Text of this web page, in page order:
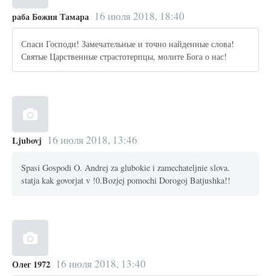
раба Божия Тамара 16 июля 2018, 18:40
Спаси Господи! Замечательные и точно найденные слова!
Святые Царственные страстотерпцы, молите Бога о нас!
Ljubovj 16 июля 2018, 13:46
Spasi Gospodi O. Andrej za glubokie i zamechateljnie slova.
statja kak govorjat v !0.Bozjej pomochi Dorogoj Batjushka!!
Олег 1972 16 июля 2018, 13:40